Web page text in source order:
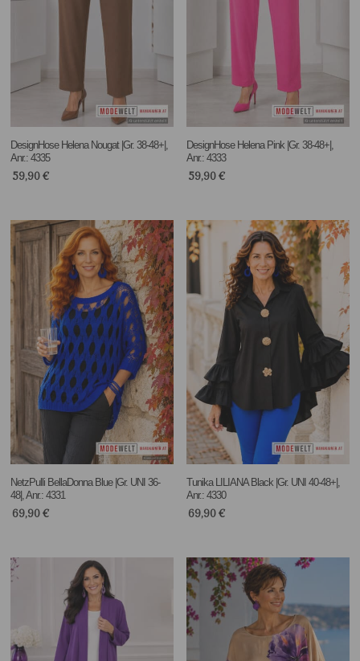
DesignHose Helena Nougat |Gr. 38-48+|,
Anr.: 4335
59,90€
DesignHose Helena Pink |Gr. 38-48+|,
Anr.: 4333
59,90€
NetzPulli BellaDonna Blue |Gr. UNI 36-
48|, Anr.: 4331
69,90€
Tunika LILIANA Black |Gr. UNI 40-48+|,
Anr.: 4330
69,90€